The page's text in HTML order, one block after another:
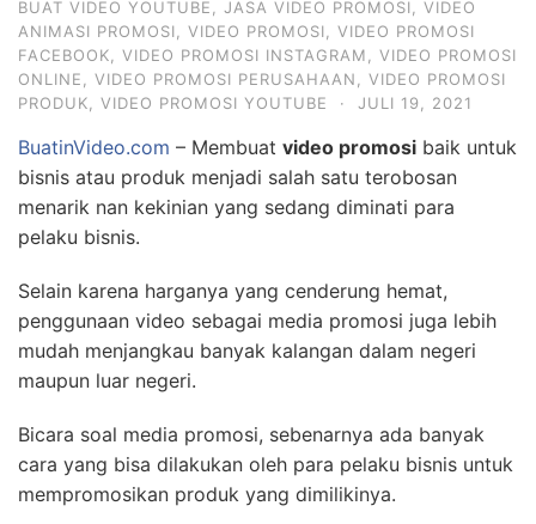
BUAT VIDEO YOUTUBE JASA VIDEO PROMOSI
VIDEO
ANIMASI PROMOSI
VIDEO PROMOSI
VIDEO PROMOSI
FACEBOOK
VIDEO PROMOSI INSTAGRAM
VIDEO PROMOSI
ONLINE
VIDEO PROMOSI PERUSAHAAN
VIDEO PROMOSI
PRODUK
VIDEO PROMOSI YOUTUBE · JULI 19, 2021
BuatinVideo.com – Membuat video promosi baik untuk
bisnis atau produk menjadi salah satu terobosan
menarik nan kekinian yang sedang diminati para
pelaku bisnis.
Selain karena harganya yang cenderung hemat,
penggunaan video sebagai media promosi juga lebih
mudah menjangkau banyak kalangan dalam negeri
maupun luar negeri.
Bicara soal media promosi, sebenarnya ada banyak
cara yang bisa dilakukan oleh para pelaku bisnis untuk
mempromosikan produk yang dimilikinya.